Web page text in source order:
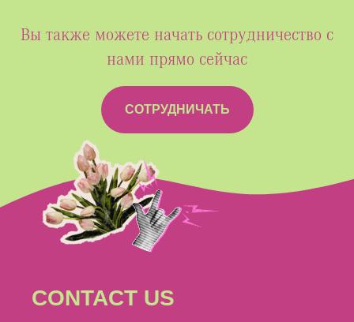
Вы также можете начать сотрудничество с
нами прямо сейчас
СОТРУДНИЧАТЬ
CONTACT US